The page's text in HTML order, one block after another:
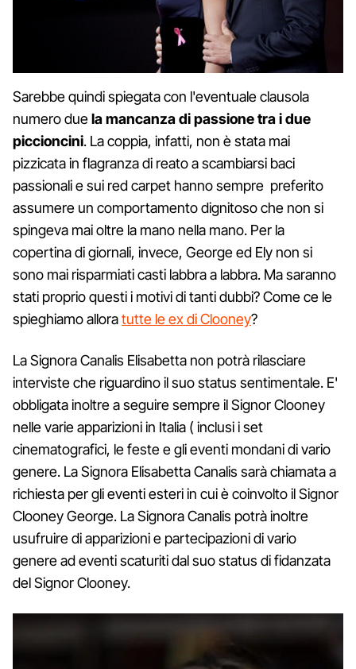
Sarebbe quindi spiegata con l'eventuale clausola
numero duela mancanza di passione tra i due
piccioncini. La coppia, infatti, non è stata mai
pizzicata in flagranza di reato a scambiarsi baci
passionali e sui red carpet hanno sempre preferito
assumere un comportamento dignitoso che non si
spingeva mai oltre la mano nella mano. Per la
copertina di giornali, invece, George ed Ely non si
sono mai risparmiati casti labbra a labbra. Ma saranno
stati proprio questi i motivi di tanti dubbi? Come ce le
spieghiamo alloratutte le ex di Clooney?
La Signora Canalis Elisabetta non potrà rilasciare
interviste che riguardino il suo status sentimentale. E'
obbligata inoltre a seguire sempre il Signor Clooney
nelle varie apparizioni in Italia ( inclusi i set
cinematografici, le feste e gli eventi mondani di vario
genere. La Signora Elisabetta Canalis sarà chiamata a
richiesta per gli eventi esteri in cui è coinvolto il Signor
Clooney George. La Signora Canalis potrà inoltre
usufruire di apparizioni e partecipazioni di vario
genere ad eventi scaturiti dal suo status di fidanzata
del Signor Clooney.